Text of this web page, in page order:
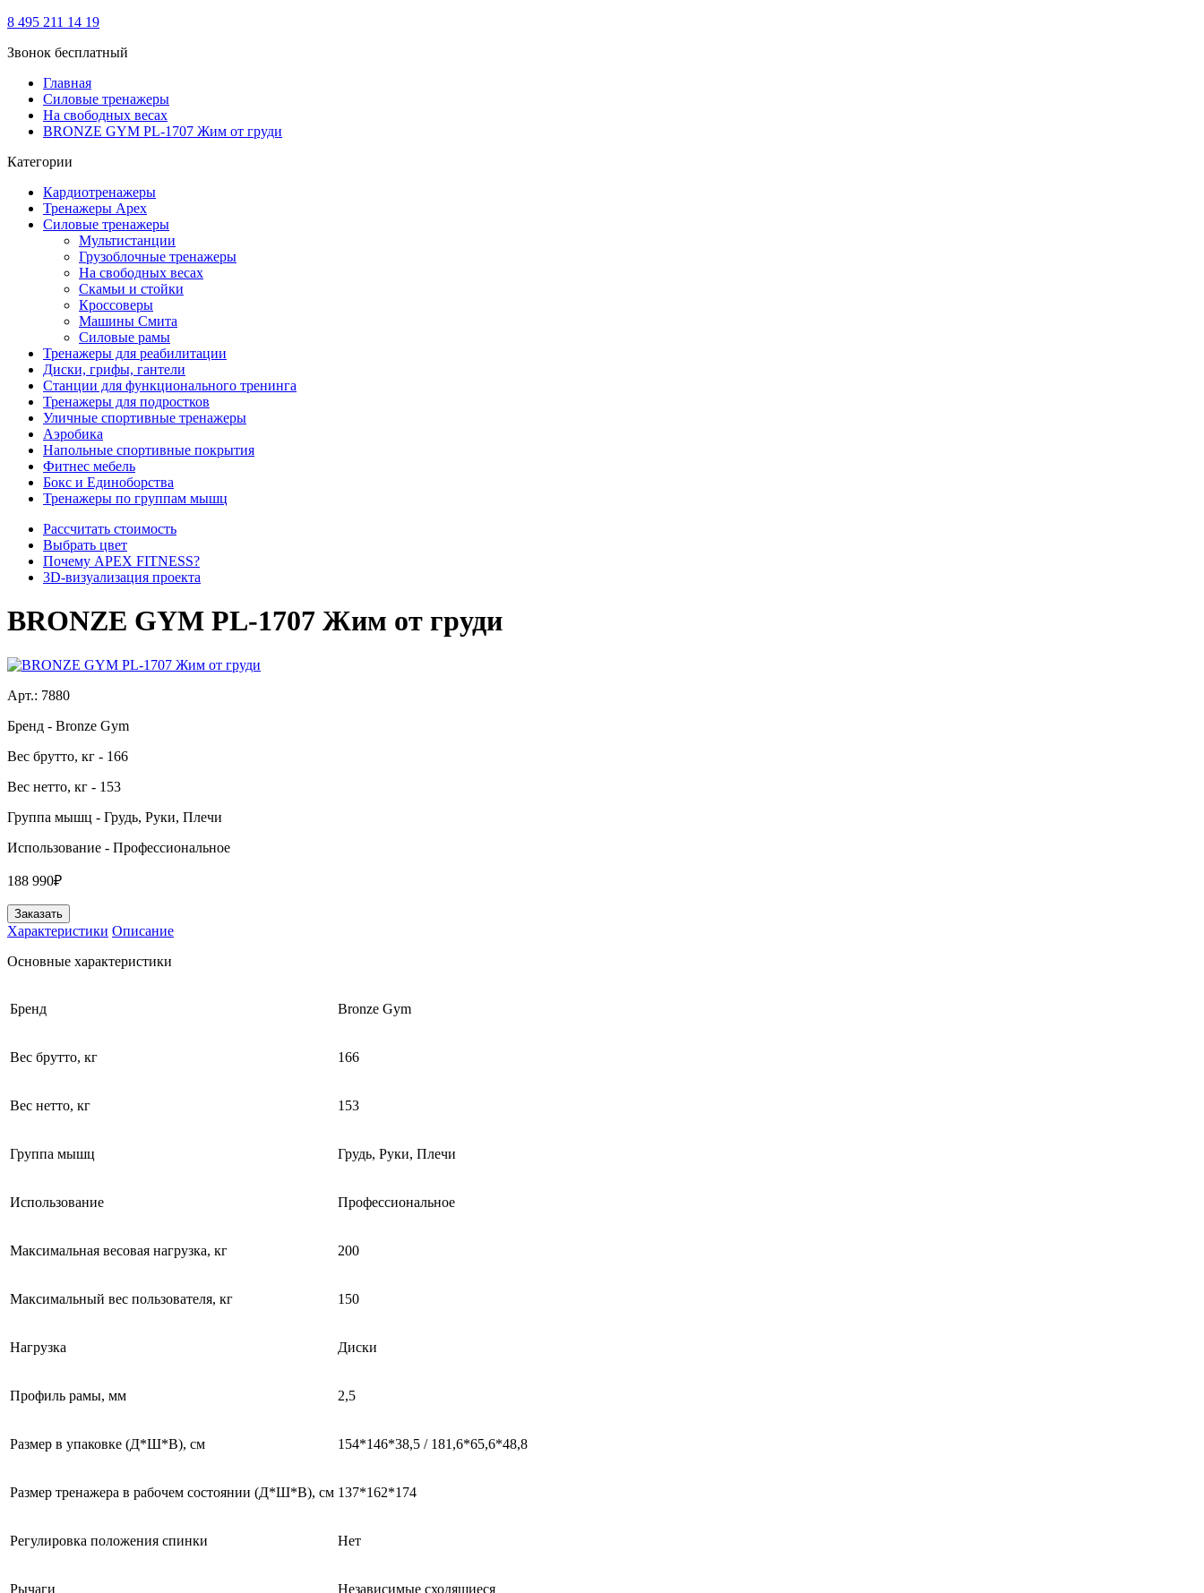
8 495 211 14 19
Звонок бесплатный
Главная
Силовые тренажеры
На свободных весах
BRONZE GYM PL-1707 Жим от груди
Категории
Кардиотренажеры
Тренажеры Apex
Силовые тренажеры
Мультистанции
Грузоблочные тренажеры
На свободных весах
Скамьи и стойки
Кроссоверы
Машины Смита
Силовые рамы
Тренажеры для реабилитации
Диски, грифы, гантели
Станции для функционального тренинга
Тренажеры для подростков
Уличные спортивные тренажеры
Аэробика
Напольные спортивные покрытия
Фитнес мебель
Бокс и Единоборства
Тренажеры по группам мышц
Рассчитать стоимость
Выбрать цвет
Почему APEX FITNESS?
3D-визуализация проекта
BRONZE GYM PL-1707 Жим от груди
Арт.: 7880
Бренд - Bronze Gym
Вес брутто, кг - 166
Вес нетто, кг - 153
Группа мышц - Грудь, Руки, Плечи
Использование - Профессиональное
188 990₽
Заказать
Характеристики Описание
Основные характеристики
Бренд Bronze Gym
Вес брутто, кг 166
Вес нетто, кг 153
Группа мышц Грудь, Руки, Плечи
Использование Профессиональное
Максимальная весовая нагрузка, кг 200
Максимальный вес пользователя, кг 150
Нагрузка Диски
Профиль рамы, мм 2,5
Размер в упаковке (Д*Ш*В), см 154*146*38,5 / 181,6*65,6*48,8
Размер тренажера в рабочем состоянии (Д*Ш*В), см 137*162*174
Регулировка положения спинки Нет
Рычаги Независимые сходящиеся